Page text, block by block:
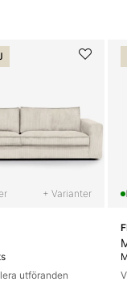
+ Varianter
utföranden